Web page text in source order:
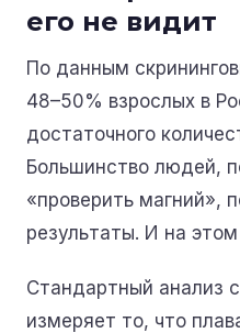
его не видит
По данным
48–50% взрослых в
достаточного
Большинство людей,
«проверить магний»,
результаты. И на
Стандартный анализ
измеряет то, что